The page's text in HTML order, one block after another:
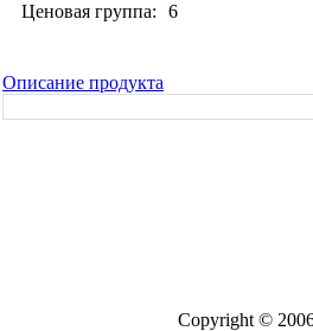
Ценовая группа:
6
Описание продукта
Copyright ©